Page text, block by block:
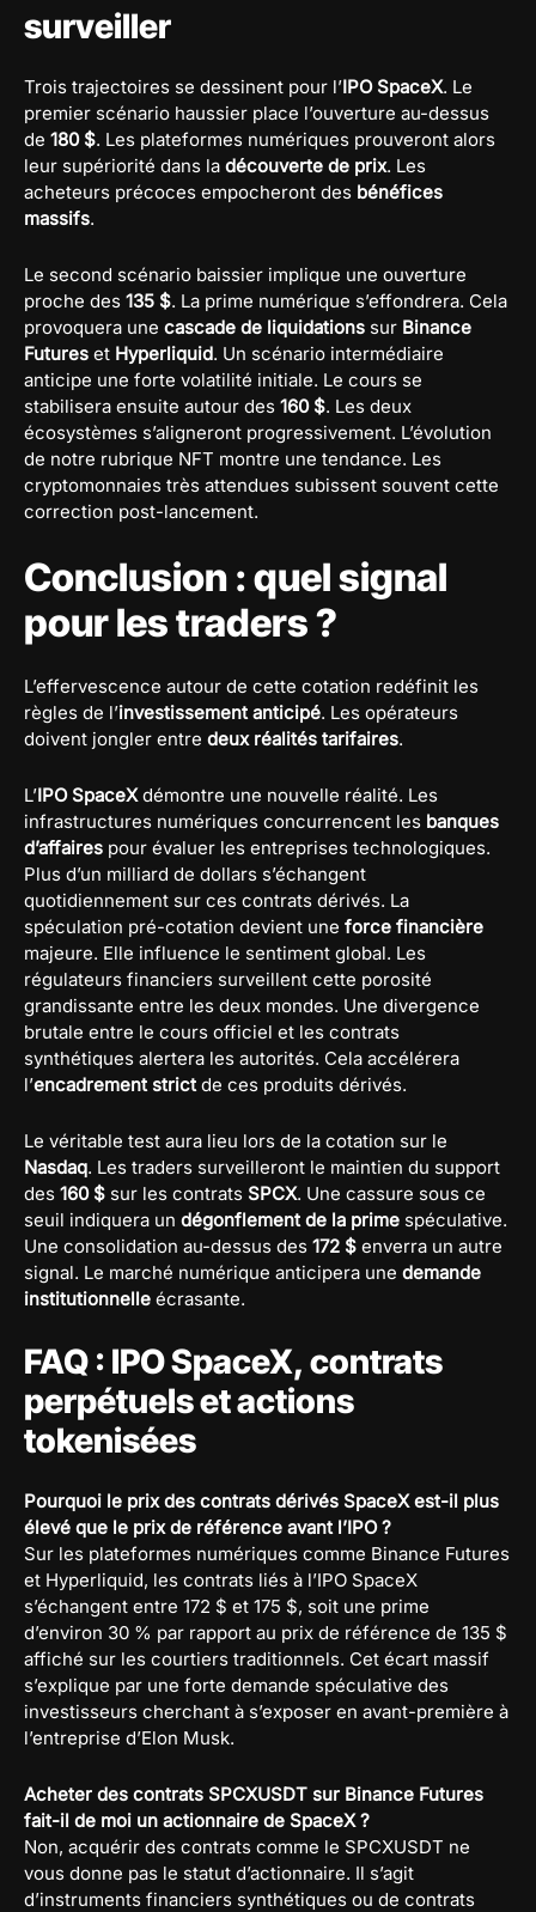
surveiller
Trois trajectoires se dessinent pour l’IPO SpaceX. Le
premier scénario haussier place l’ouverture au-dessus
de 180 $. Les plateformes numériques prouveront alors
leur supériorité dans la découverte de prix. Les
acheteurs précoces empocheront des bénéfices
massifs.
Le second scénario baissier implique une ouverture
proche des 135 $. La prime numérique s’effondrera. Cela
provoquera une cascade de liquidations sur Binance
Futures et Hyperliquid. Un scénario intermédiaire
anticipe une forte volatilité initiale. Le cours se
stabilisera ensuite autour des 160 $. Les deux
écosystèmes s’aligneront progressivement. L’évolution
de notre rubrique NFT montre une tendance. Les
cryptomonnaies très attendues subissent souvent cette
correction post-lancement.
Conclusion : quel signal
pour les traders ?
L’effervescence autour de cette cotation redéfinit les
règles de l’investissement anticipé. Les opérateurs
doivent jongler entre deux réalités tarifaires.
L’IPO SpaceXdémontre une nouvelle réalité. Les
infrastructures numériques concurrencent les banques
d’affaires pour évaluer les entreprises technologiques.
Plus d’un milliard de dollars s’échangent
quotidiennement sur ces contrats dérivés. La
spéculation pré-cotation devient une force financière
majeure. Elle influence le sentiment global. Les
régulateurs financiers surveillent cette porosité
grandissante entre les deux mondes. Une divergence
brutale entre le cours officiel et les contrats
synthétiques alertera les autorités. Cela accélérera
l’encadrement strictde ces produits dérivés.
Le véritable test aura lieu lors de la cotation sur le
Nasdaq. Les traders surveilleront le maintien du support
des 160 $ sur les contrats SPCX. Une cassure sous ce
seuil indiquera un dégonflement de la prime spéculative.
Une consolidation au-dessus des 172 $ enverra un autre
signal. Le marché numérique anticipera une demande
institutionnelle écrasante.
FAQ : IPO SpaceX, contrats
perpétuels et actions
tokenisées
Pourquoi le prix des contrats dérivés SpaceX est-il plus
élevé que le prix de référence avant l’IPO ?
Sur les plateformes numériques comme Binance Futures
et Hyperliquid, les contrats liés à l’IPO SpaceX
s’échangent entre 172 $ et 175 $, soit une prime
d’environ 30 % par rapport au prix de référence de 135 $
affiché sur les courtiers traditionnels. Cet écart massif
s’explique par une forte demande spéculative des
investisseurs cherchant à s’exposer en avant-première à
l’entreprise d’Elon Musk.
Acheter des contrats SPCXUSDT sur Binance Futures
fait-il de moi un actionnaire de SpaceX ?
Non, acquérir des contrats comme le SPCXUSDT ne
vous donne pas le statut d’actionnaire. Il s’agit
d’instruments financiers synthétiques ou de contrats